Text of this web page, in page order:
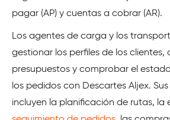
pagar (AP) y cuentas a cobrar (AR).
Los agentes de carga y los
gestionar los perfiles de los clientes,
presupuestos y comprobar el
los pedidos con Descartes Aljex.
incluyen la planificación de rutas, la